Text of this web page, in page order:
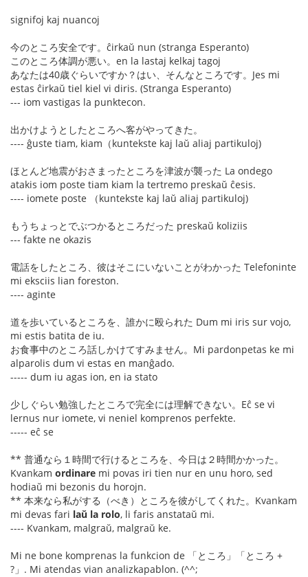
signifoj kaj nuancoj
今のところ安全です。ĉirkaŭ nun (stranga Esperanto)
このところ体調が悪い。en la lastaj kelkaj tagoj
あなたは40歳ぐらいですか？はい、そんなところです。Jes mi
estas ĉirkaŭ tiel kiel vi diris. (Stranga Esperanto)
--- iom vastigas la punktecon.
出かけようとしたところへ客がやってきた。
---- ĝuste tiam, kiam（kuntekste kaj laŭ aliaj partikuloj)
ほとんど地震がおさまったところを津波が襲った La ondego
atakis iom poste tiam kiam la tertremo preskaŭ ĉesis.
---- iomete poste （kuntekste kaj laŭ aliaj partikuloj)
もうちょっとでぶつかるところだった preskaŭ koliziis
--- fakte ne okazis
電話をしたところ、彼はそこにいないことがわかった Telefoninte
mi eksciis lian foreston.
---- aginte
道を歩いているところを、誰かに殴られた Dum mi iris sur vojo,
mi estis batita de iu.
お食事中のところ話しかけてすみません。Mi pardonpetas ke mi
alparolis dum vi estas en manĝado.
----- dum iu agas ion, en ia stato
少しぐらい勉強したところで完全には理解できない。Eĉ se vi
lernus nur iomete, vi neniel komprenos perfekte.
----- eĉ se
** 普通なら１時間で行けるところを、今日は２時間かかった。
Kvankam ordinare mi povas iri tien nur en unu horo, sed
hodiaŭ mi bezonis du horojn.
** 本来なら私がする（べき）ところを彼がしてくれた。Kvankam
mi devas fari laŭ la rolo, li faris anstataŭ mi.
---- Kvankam, malgraŭ, malgraŭ ke.
Mi ne bone komprenas la funkcion de 「ところ」「ところ +
?」. Mi atendas vian analizkapablon. (^^;